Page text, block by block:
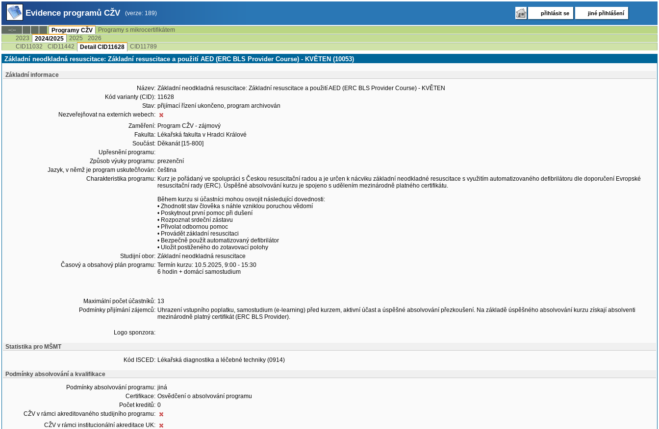
Evidence programů CŽV (verze: 189) přihlásit se jiné přihlášení
--:-- Programy CŽV
Programy s mikrocertifikátem
2023
2024/2025 2025
2026
CID11032
CID11442 Detail CID11628 CID11789
Základní neodkladná resuscitace: Základní resuscitace a použití AED (ERC BLS Provider Course) - KVĚTEN (10053)
Základní informace
Název: Základní neodkladná resuscitace: Základní resuscitace a použití AED (ERC BLS Provider Course) - KVĚTEN
Kód varianty (CID): 11628
Stav: přijímací řízení ukončeno, program archivován
Nezveřejňovat na externích webech:
Zaměření: Program CŽV - zájmový
Fakulta: Lékařská fakulta v Hradci Králové
Součást: Děkanát [15-800]
Upřesnění programu:
Způsob výuky programu: prezenční
Jazyk, v němž je program uskutečňován: čeština
Charakteristika programu: Kurz je pořádaný ve spolupráci s Českou resuscitační radou a je určen k nácviku základní neodkladné resuscitace s využitím automatizovaného defibrilátoru dle doporučení Evropské
resuscitační rady (ERC). Úspěšné absolvování kurzu je spojeno s udělením mezinárodně platného certifikátu.
Během kurzu si účastníci mohou osvojit následující dovednosti:
• Zhodnotit stav člověka s náhle vzniklou poruchou vědomí
• Poskytnout první pomoc při dušení
• Rozpoznat srdeční zástavu
• Přivolat odbornou pomoc
• Provádět základní resuscitaci
• Bezpečně použít automatizovaný defibrilátor
• Uložit postiženého do zotavovací polohy
Studijní obor: Základní neodkladná resuscitace
Časový a obsahový plán programu: Termín kurzu: 10.5.2025, 9:00 - 15:30
6 hodin + domácí samostudium
Maximální počet účastníků: 13
Podmínky přijímání zájemců: Uhrazení vstupního poplatku, samostudium (e-learning) před kurzem, aktivní účast a úspěšné absolvování přezkoušení. Na základě úspěšného absolvování kurzu získají absolventi
mezinárodně platný certifikát (ERC BLS Provider).
Logo sponzora:
Statistika pro MŠMT
Kód ISCED: Lékařská diagnostika a léčebné techniky (0914)
Podmínky absolvování a kvalifikace
Podmínky absolvování programu: jiná
Certifikace: Osvědčení o absolvování programu
Počet kreditů: 0
CŽV v rámci akreditovaného studijního programu:
CŽV v rámci institucionální akreditace UK: